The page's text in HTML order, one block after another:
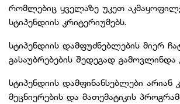
რომლებიც ყველაზე უკეთ
სტიპენდიის კრიტერიუმებს.
სტიპენდიის დამფუძნებლების მიერ
გასაუბრებების შედეგად გამოვლინდა
სტიპენდიის დამფინანსებლები არიან
მეცნიერების და მათემატიკის